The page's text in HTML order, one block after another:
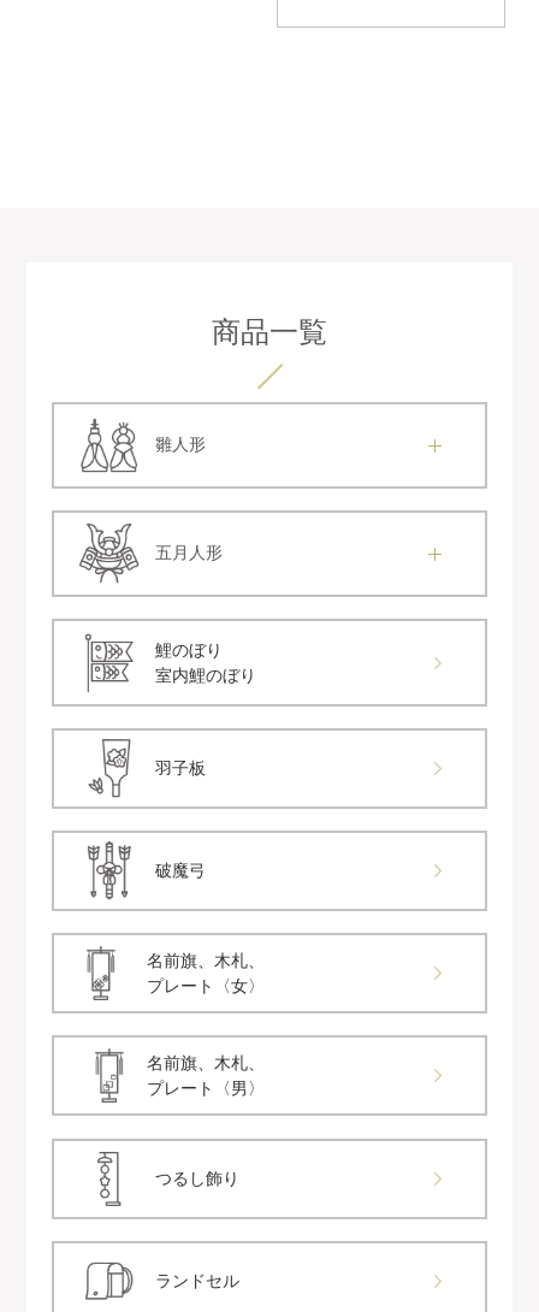
商品一覧
雛人形
五月人形
鯉のぼり
室内鯉のぼり
羽子板
破魔弓
名前旗、木札、
プレート〈女〉
名前旗、木札、
プレート〈男〉
つるし飾り
ランドセル